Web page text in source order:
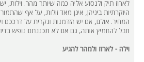
לארוז תיק ולנסוע אליה כמה שיותר מהר. וילות,
היוקרתיות ביניהן, אינן מאד זולות, על אף
המחיר. אולם, אם יש הזדמנות ונקרית על דרככם
חבל להחמיץ אותה, גם אם לא תכננתם נופש
וילה - לארוז ולמהר להגיע